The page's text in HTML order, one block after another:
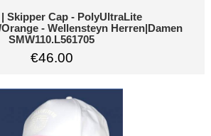
Skipper Cap - PolyUltraLite
- Wellensteyn Herren|Damen
SMW110.L561705
€46.00